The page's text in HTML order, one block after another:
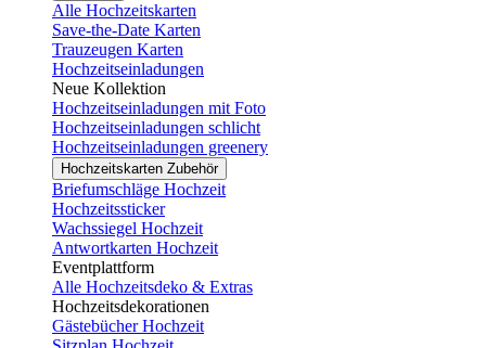
Alle Hochzeitskarten
Save-the-Date Karten
Trauzeugen Karten
Hochzeitseinladungen
Neue Kollektion
Hochzeitseinladungen mit Foto
Hochzeitseinladungen schlicht
Hochzeitseinladungen greenery
Hochzeitskarten Zubehör
Briefumschläge Hochzeit
Hochzeitssticker
Wachssiegel Hochzeit
Antwortkarten Hochzeit
Eventplattform
Alle Hochzeitsdeko & Extras
Hochzeitsdekorationen
Gästebücher Hochzeit